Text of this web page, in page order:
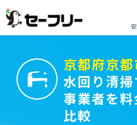
京都府京
水回り清掃
事業者を
比較